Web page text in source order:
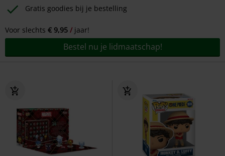
Gratis goodies bij je bestelling
Voor slechts € 9,95 jaar!
Bestel nu je lidmaatschap!